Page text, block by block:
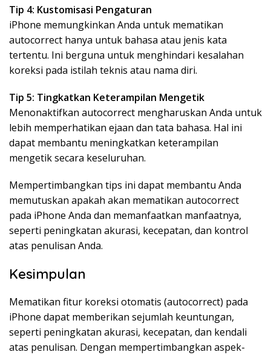
Tip 4: Kustomisasi Pengaturan
iPhone memungkinkan Anda untuk mematikan
autocorrect hanya untuk bahasa atau jenis kata
tertentu. Ini berguna untuk menghindari kesalahan
koreksi pada istilah teknis atau nama diri.
Tip 5: Tingkatkan Keterampilan Mengetik
Menonaktifkan autocorrect mengharuskan Anda untuk
lebih memperhatikan ejaan dan tata bahasa. Hal ini
dapat membantu meningkatkan keterampilan
mengetik secara keseluruhan.
Mempertimbangkan tips ini dapat membantu Anda
memutuskan apakah akan mematikan autocorrect
pada iPhone Anda dan memanfaatkan manfaatnya,
seperti peningkatan akurasi, kecepatan, dan kontrol
atas penulisan Anda.
Kesimpulan
Mematikan fitur koreksi otomatis (autocorrect) pada
iPhone dapat memberikan sejumlah keuntungan,
seperti peningkatan akurasi, kecepatan, dan kendali
atas penulisan. Dengan mempertimbangkan aspek-